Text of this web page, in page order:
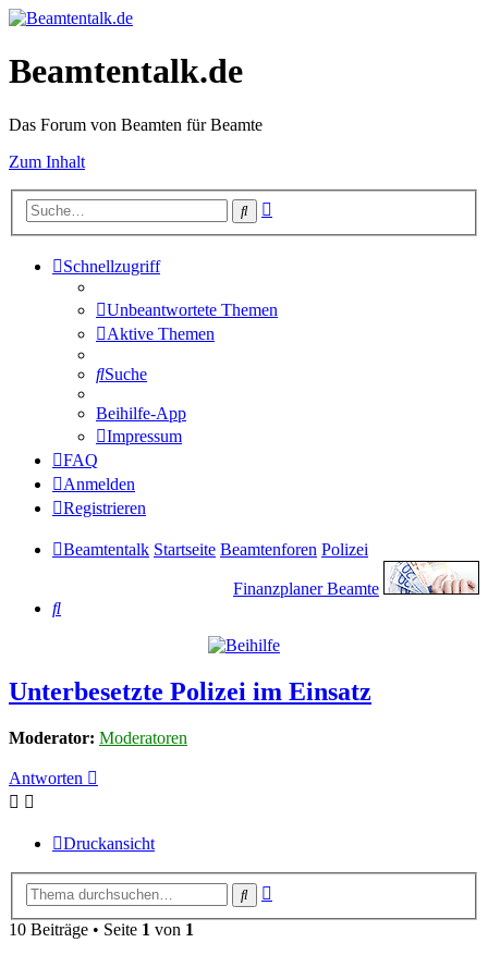
Beamtentalk.de
Das Forum von Beamten für Beamte
Zum Inhalt
Suche
Schnellzugriff
Unbeantwortete Themen
Aktive Themen
Suche
Beihilfe-App
Impressum
FAQ
Anmelden
Registrieren
Beamtentalk Startseite Beamtenforen Polizei
Finanzplaner Beamte
Suche
Unterbesetzte Polizei im Einsatz
Moderator: Moderatoren
Antworten
Druckansicht
Suche
10 Beiträge • Seite 1 von 1